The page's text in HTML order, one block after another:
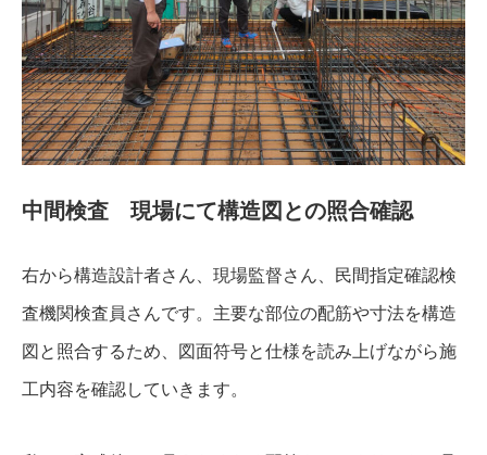
中間検査 現場にて構造図との照合確認
右から構造設計者さん、現場監督さん、民間指定確認検
査機関検査員さんです。主要な部位の配筋や寸法を構造
図と照合するため、図面符号と仕様を読み上げながら施
工内容を確認していきます。